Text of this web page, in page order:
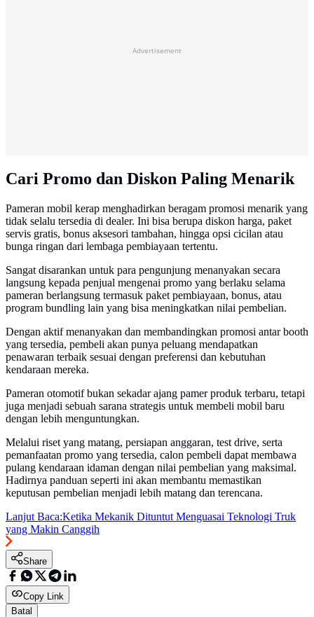
Advertisement
Cari Promo dan Diskon Paling Menarik
Pameran mobil kerap menghadirkan beragam promosi menarik yang
tidak selalu tersedia di dealer. Ini bisa berupa diskon harga, paket
servis gratis, bonus aksesori tambahan, hingga opsi cicilan atau
bunga ringan dari lembaga pembiayaan tertentu.
Sangat disarankan untuk para pengunjung menanyakan secara
langsung kepada penjual mengenai promo yang berlaku selama
pameran berlangsung termasuk paket pembiayaan, bonus, atau
program bundling lain yang bisa meningkatkan nilai pembelian.
Dengan aktif menanyakan dan membandingkan promosi antar booth
yang tersedia, pembeli akan punya peluang mendapatkan
penawaran terbaik sesuai dengan preferensi dan kebutuhan
kendaraan mereka.
Pameran otomotif bukan sekadar ajang pamer produk terbaru, tetapi
juga menjadi sebuah sarana strategis untuk membeli mobil baru
dengan lebih menguntungkan.
Melalui riset yang matang, persiapan anggaran, test drive, serta
pemanfaatan promo yang tersedia, calon pembeli dapat membawa
pulang kendaraan idaman dengan nilai pembelian yang maksimal.
Hadirnya panduan seperti ini akan membantu memastikan
keputusan pembelian menjadi lebih matang dan terencana.
Lanjut Baca:Ketika Mekanik Dituntut Menguasai Teknologi Truk
yang Makin Canggih
Share
Copy Link
Batal